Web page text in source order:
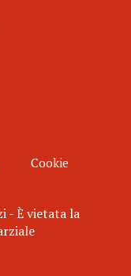
Cookie
- È vietata la